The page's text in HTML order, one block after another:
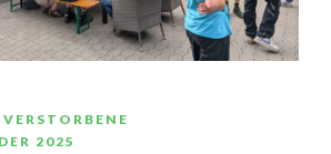
2025